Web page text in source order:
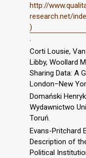
http://
research.net/
)
.
Corti Lousie,
Libby, Woollard
Sharing Data: A
London–New
Domański
Wydawnictwo
Toruń.
Evans-Pritchard
Description of
Political